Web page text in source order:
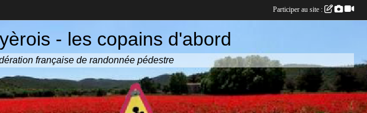
- les copains d'abord
française de randonnée pédestre
Participer au site :